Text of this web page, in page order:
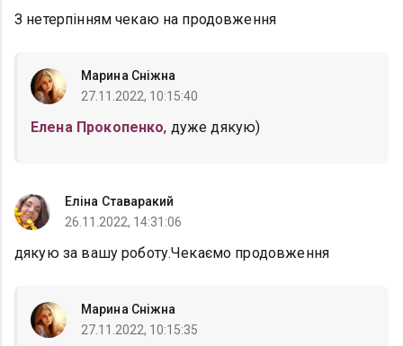
З нетерпінням чекаю на продовження
Марина Сніжна
27.11.2022, 10:15:40
Елена Прокопенко, дуже дякую)
Еліна Ставаракий
26.11.2022, 14:31:06
дякую за вашу роботу.Чекаємо продовження
Марина Сніжна
27.11.2022, 10:15:35